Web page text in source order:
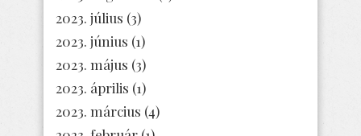
2023. július (3)
2023. június (1)
2023. május (3)
2023. április (1)
2023. március (4)